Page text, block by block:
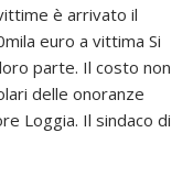
è arrivato il
euro a vittima Si
parte. Il costo non
delle onoranze
Loggia. Il sindaco di